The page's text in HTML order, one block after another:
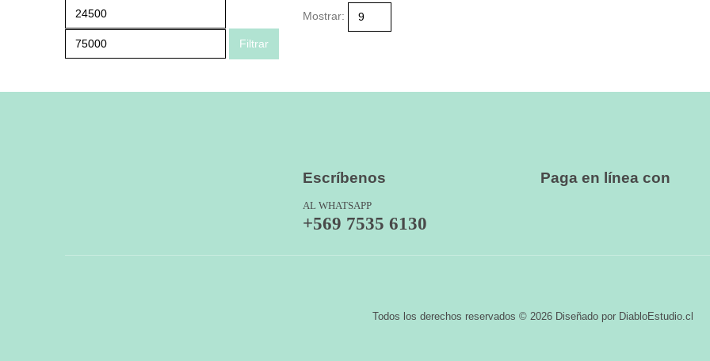
Mostrar:
Precio
mínimo
máximo
Filtrar
Escríbenos
AL WHATSAPP
+569 7535 6130
Paga en línea con
Todos los derechos reservados © 2026 Diseñado por DiabloEstudio.cl